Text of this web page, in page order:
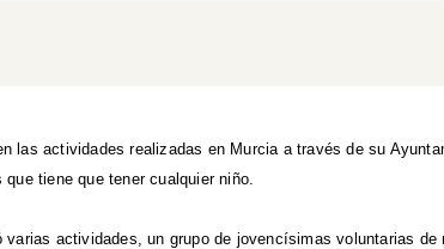
las actividades realizadas en Murcia a través de su
tiene que tener cualquier niño.
varias actividades, un grupo de jovencísimas voluntarias